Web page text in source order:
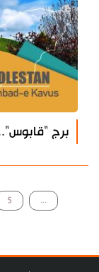
برج
5 ...